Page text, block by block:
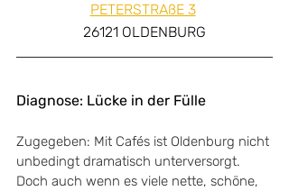
PETERSTRAßE 3
26121 OLDENBURG
Diagnose: Lücke in der Fülle
Zugegeben: Mit Cafés ist Oldenburg nicht
unbedingt dramatisch unterversorgt.
Doch auch wenn es viele nette, schöne,